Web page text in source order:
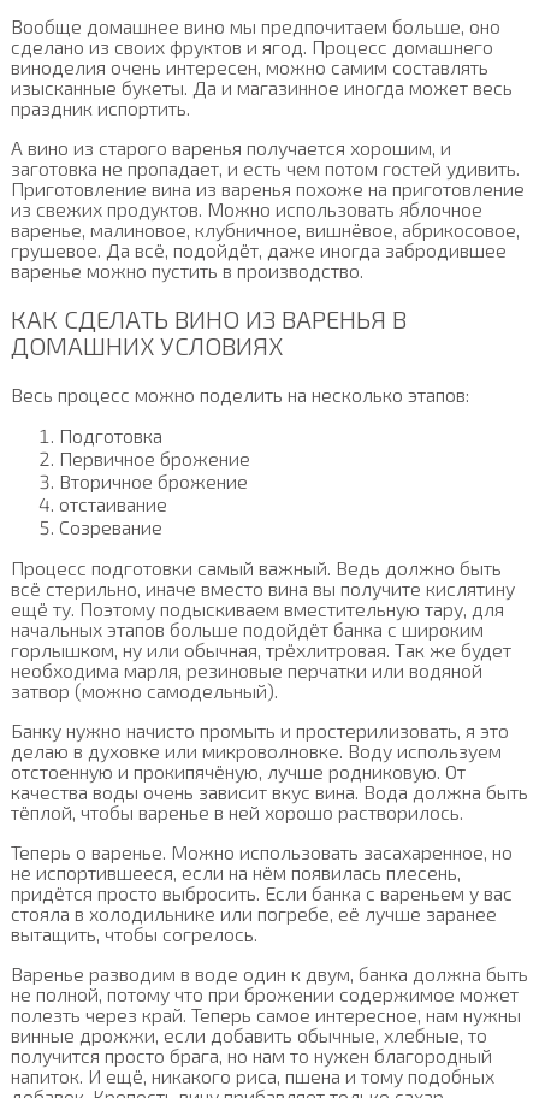
Вообще домашнее вино мы предпочитаем больше, оно
сделано из своих фруктов и ягод. Процесс домашнего
виноделия очень интересен, можно самим составлять
изысканные букеты. Да и магазинное иногда может весь
праздник испортить.
А вино из старого варенья получается хорошим, и
заготовка не пропадает, и есть чем потом гостей удивить.
Приготовление вина из варенья похоже на приготовление
из свежих продуктов. Можно использовать яблочное
варенье, малиновое, клубничное, вишнёвое, абрикосовое,
грушевое. Да всё, подойдёт, даже иногда забродившее
варенье можно пустить в производство.
КАК СДЕЛАТЬ ВИНО ИЗ ВАРЕНЬЯ В
ДОМАШНИХ УСЛОВИЯХ
Весь процесс можно поделить на несколько этапов:
Подготовка
Первичное брожение
Вторичное брожение
отстаивание
Созревание
Процесс подготовки самый важный. Ведь должно быть
всё стерильно, иначе вместо вина вы получите кислятину
ещё ту. Поэтому подыскиваем вместительную тару, для
начальных этапов больше подойдёт банка с широким
горлышком, ну или обычная, трёхлитровая. Так же будет
необходима марля, резиновые перчатки или водяной
затвор (можно самодельный).
Банку нужно начисто промыть и простерилизовать, я это
делаю в духовке или микроволновке. Воду используем
отстоенную и прокипячёную, лучше родниковую. От
качества воды очень зависит вкус вина. Вода должна быть
тёплой, чтобы варенье в ней хорошо растворилось.
Теперь о варенье. Можно использовать засахаренное, но
не испортившееся, если на нём появилась плесень,
придётся просто выбросить. Если банка с вареньем у вас
стояла в холодильнике или погребе, её лучше заранее
вытащить, чтобы согрелось.
Варенье разводим в воде один к двум, банка должна быть
не полной, потому что при брожении содержимое может
полезть через край. Теперь самое интересное, нам нужны
винные дрожжи, если добавить обычные, хлебные, то
получится просто брага, но нам то нужен благородный
напиток. И ещё, никакого риса, пшена и тому подобных